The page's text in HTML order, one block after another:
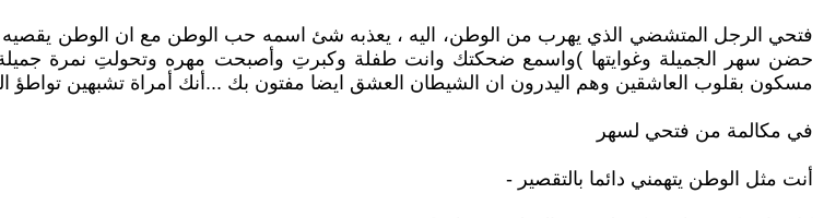
فتحي الرجل المتشضي الذي يهرب من الوطن، اليه ، يعذبه شئ اسمه حب الوطن مع ان الوطن يقصيه
حضن سهر الجميلة وغوايتها )واسمع ضحكتك وانت طفلة وكبرتِ وأصبحت مهره وتحولتِ نمرة
مسكون بقلوب العاشقين وهم اليدرون ان الشيطان العشق ايضا مفتون بك ...أنك أمراة تشبهين تواطؤ
في مكالمة من فتحي لسهر
أنت مثل الوطن يتهمني دائما بالتقصير -